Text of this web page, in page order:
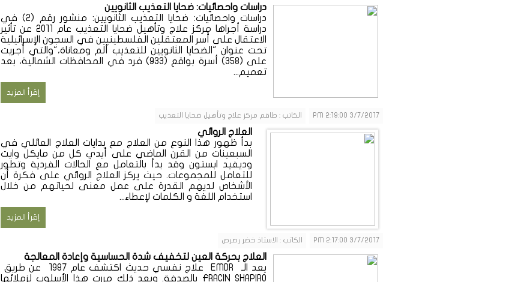
دراسات واحصائيات: ضحايا التعذيب الثانويين
دراسات واحصائيات: ضحايا التعذيب الثانويين: منشور رقم (2) في
دراسة أجراها مركز علاج وتأهيل ضحايا التعذيب عام 2011 عن تأثير
الاعتقال على أُسر المعتقلين الفلسطينيين في السجون الإسرائيلية
تحت عنوان "الضحايا الثانويين للتعذيب ألم ومعاناة،"والتي أُجريت
على (358) أسرة بواقع (933) فرد في المحافظات الشمالية، بعد
تعميم...
إقرأ المزيد
3/7/2017 2:19:00 PM الكاتب : طاقم مركز علاج وتأهيل ضحايا التعذيب
العلاج الروائي
بدأ ظهور هذا النوع من العلاج مع بدايات العلاج العائلي في
السبعينات من القرن الماضي على أيدي كل من مايكل وايت
وديفيد ابستون وقد بدأ بالتعامل مع الحالات الفردية وتطور
للتعامل للمجموعات. حيث يركز العلاج الروائي على فكرة أن
الأشخاص لديهم القدرة على عمل معنى لحياتهم من خلال
استخدام اللغة و الكلمات لإعطاء...
إقرأ المزيد
3/7/2017 2:17:00 PM الكاتب : الاستاذ خضر رصرص
العلاج بحركة العين لتخفيف شدة الحساسية وإعادة المعالجة
يعد الـ EMDR علاج نفسي حديث اكتشف عام 1987 عن طريق
FRACIN SHAPIRO بالصدفة. وبعد ذلك مررت هذا الأسلوب لزملائها